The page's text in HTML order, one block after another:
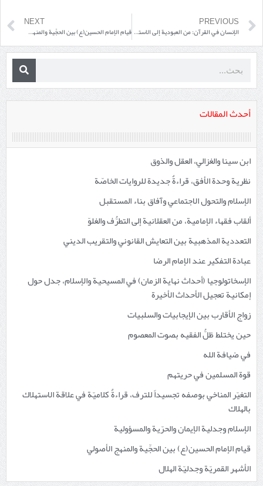
أحدث المقالات
ابن سينا والغزالي، العقل والذوق
نظرية وحدة الأفق، قراءةٌ جديدة للروايات الخاصّة
الإسلام والتحول الاجتماعي وآفاق بناء المستقبل
ألقاب فقهاء الإمامية، من العقلانية إلى التطرُّف والغلوّ
التعددية المذهبية بين التعايش القانوني والتقريب الديني
عبادة التفكير عند الإمام الرضا
الإسخاتولوجيا (أحداث نهاية الزمان) في المسيحية والإسلام، جدل حول
إمكانية تعجيل الأحداث الأخيرة
زواج الأقارب بين الإيجابيات والسلبيات
حين يختلط ظلُّ الفقيه بصوت المعصوم
في ضيافة الله
قوة المسلمين في حريتهم
التغيّر المناخي بوصفه تجسيداً للترف، قراءةٌ كلاميّة في علاقة الاستهلاك
بالهلاك
الإسلام وجدلية الإيمان والحرّية والمسؤولية
قيام الإمام الحسين(ع) بين الحجِّية والمنهج الأصولي
الأشهر القمريّة وجدليّة الهلال
PREVIOUS
الإنسان في القرآن: من العبودية إلى الاستخلاف، دراسة تأصيلية في الأنثروبولوجيا الإسلامية وفق مباني مدرسة أهل البيت(عم)
NEXT
قيام الإمام الحسين(ع) بين الحجِّية والمنهج الأصولي